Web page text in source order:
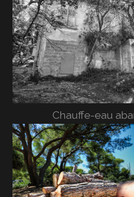
Chauffe-eau